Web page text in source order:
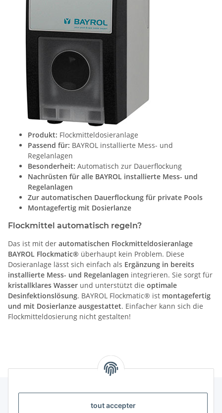
tout accepter
Produkt: Flockmitteldosieranlage
Passend für: BAYROL installierte Mess- und
Regelanlagen
Besonderheit: Automatisch zur Dauerflockung
Nachrüsten für alle BAYROL installierte Mess- und
Regelanlagen
Zur automatischen Dauerflockung für private Pools
Montagefertig mit Dosierlanze
Flockmittel automatisch regeln?
Das ist mit der automatischen Flockmitteldosieranlage
BAYROL Flockmatic® überhaupt kein Problem. Diese
Dosieranlage lässt sich einfach als Ergänzung in bereits
installierte Mess- und Regelanlagen integrieren. Sie sorgt für
kristallklares Wasser und unterstützt die optimale
Desinfektionslösung. BAYROL Flockmatic® ist montagefertig
und mit Dosierlanze ausgestattet. Einfacher kann sich die
Flockmitteldosierung nicht gestalten!